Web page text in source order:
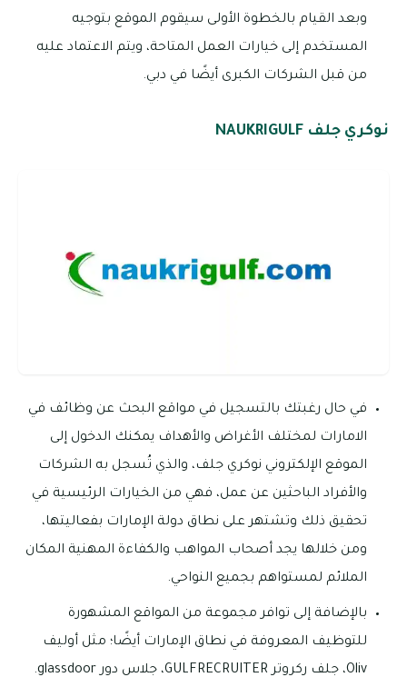
وبعد القيام بالخطوة الأولى سيقوم الموقع بتوجيه
المستخدم إلى خيارات العمل المتاحة، ويتم الاعتماد عليه
من قبل الشركات الكبرى أيضًا في دبي.
نوكري جلف NAUKRIGULF
في حال رغبتك بالتسجيل في مواقع البحث عن وظائف في
الامارات لمختلف الأغراض والأهداف يمكنك الدخول إلى
الموقع الإلكتروني نوكري جلف، والذي تُسجل به الشركات
والأفراد الباحثين عن عمل، فهي من الخيارات الرئيسية في
تحقيق ذلك وتشتهر على نطاق دولة الإمارات بفعاليتها،
ومن خلالها يجد أصحاب المواهب والكفاءة المهنية المكان
الملائم لمستواهم بجميع النواحي.
بالإضافة إلى توافر مجموعة من المواقع المشهورة
للتوظيف المعروفة في نطاق الإمارات أيضًا؛ مثل أوليف
Oliv، جلف ركروتر GULFRECRUITER، جلاس دور glassdoor.